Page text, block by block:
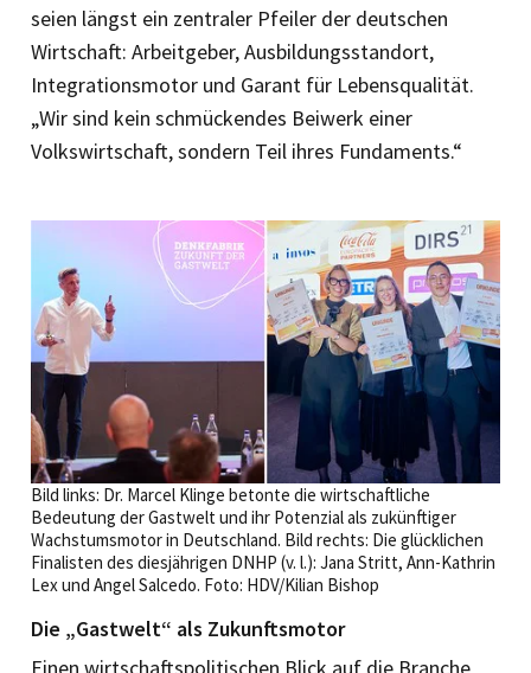
seien längst ein zentraler Pfeiler der deutschen
Wirtschaft: Arbeitgeber, Ausbildungsstandort,
Integrationsmotor und Garant für Lebensqualität.
„Wir sind kein schmückendes Beiwerk einer
Volkswirtschaft, sondern Teil ihres Fundaments.“
Bild links: Dr. Marcel Klinge betonte die wirtschaftliche
Bedeutung der Gastwelt und ihr Potenzial als zukünftiger
Wachstumsmotor in Deutschland. Bild rechts: Die glücklichen
Finalisten des diesjährigen DNHP (v. l.): Jana Stritt, Ann-Kathrin
Lex und Angel Salcedo. Foto: HDV/Kilian Bishop
Die „Gastwelt“ als Zukunftsmotor